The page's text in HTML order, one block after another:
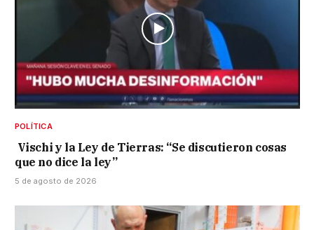
POLÍTICA
Vischi y la Ley de Tierras: “Se discutieron cosas
que no dice la ley”
5 de agosto de 2026